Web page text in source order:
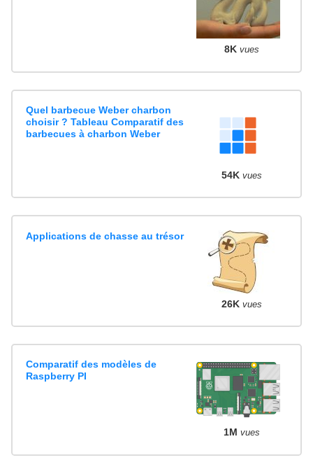
8K vues
Quel barbecue Weber charbon
choisir ? Tableau Comparatif des
barbecues à charbon Weber
54K vues
Applications de chasse au trésor
26K vues
Comparatif des modèles de
Raspberry PI
1M vues